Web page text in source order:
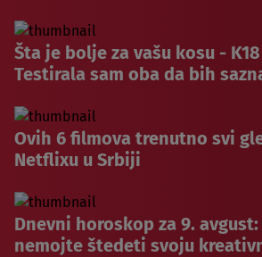
Šta je bolje za vašu kosu -
Testirala sam oba da bih
Ovih 6 filmova trenutno svi
Netflixu u Srbiji
Dnevni horoskop za 9. avgust:
nemojte štedeti svoju